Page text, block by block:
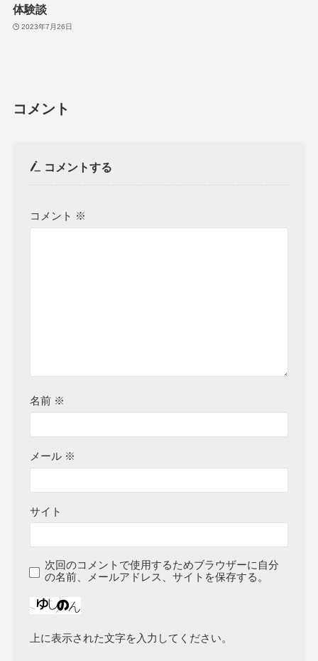
体験談
2023年7月26日
コメント
コメントする
コメント ※
名前 ※
メール ※
サイト
次回のコメントで使用するためブラウザーに自分
の名前、メールアドレス、サイトを保存する。
上に表示された文字を入力してください。